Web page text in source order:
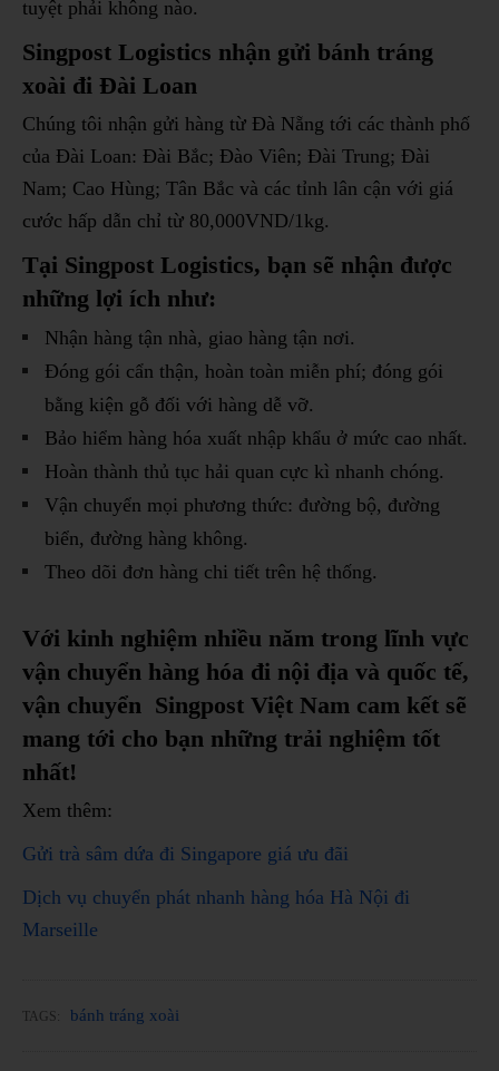
tuyệt phải không nào.
Singpost Logistics nhận gửi bánh tráng
xoài đi Đài Loan
Chúng tôi nhận gửi hàng từ Đà Nẵng tới các thành phố
của Đài Loan: Đài Bắc; Đào Viên; Đài Trung; Đài
Nam; Cao Hùng; Tân Bắc và các tỉnh lân cận với giá
cước hấp dẫn chỉ từ 80,000VND/1kg.
Tại Singpost Logistics, bạn sẽ nhận được
những lợi ích như:
Nhận hàng tận nhà, giao hàng tận nơi.
Đóng gói cẩn thận, hoàn toàn miễn phí; đóng gói
bằng kiện gỗ đối với hàng dễ vỡ.
Bảo hiểm hàng hóa xuất nhập khẩu ở mức cao nhất.
Hoàn thành thủ tục hải quan cực kì nhanh chóng.
Vận chuyển mọi phương thức: đường bộ, đường
biển, đường hàng không.
Theo dõi đơn hàng chi tiết trên hệ thống.
Với kinh nghiệm nhiều năm trong lĩnh vực
vận chuyển hàng hóa đi nội địa và quốc tế,
vận chuyển Singpost Việt Nam cam kết sẽ
mang tới cho bạn những trải nghiệm tốt
nhất!
Xem thêm:
Gửi trà sâm dứa đi Singapore giá ưu đãi
Dịch vụ chuyển phát nhanh hàng hóa Hà Nội đi
Marseille
TAGS: bánh tráng xoài